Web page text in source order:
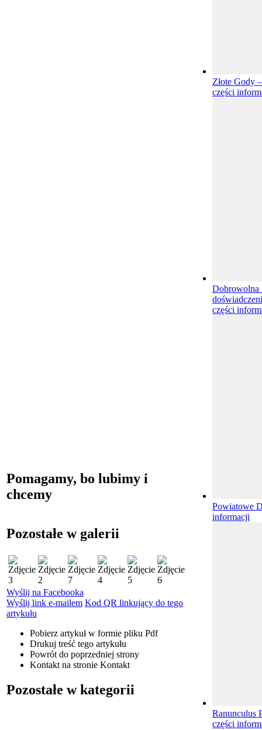
Pomagamy, bo lubimy i
chcemy
Pozostałe w galerii
Wyślij na Facebooka
Wyślij link e-mailem Kod QR linkujący do tego
artykułu
Pobierz artykuł w formie pliku Pdf
Drukuj treść tego artykułu
Powrót do poprzedniej strony
Kontakt na stronie Kontakt
Pozostałe w kategorii
Złote Gody
części
Dobrowolna
części
Powiatowe
informacji
Ranunculus
części